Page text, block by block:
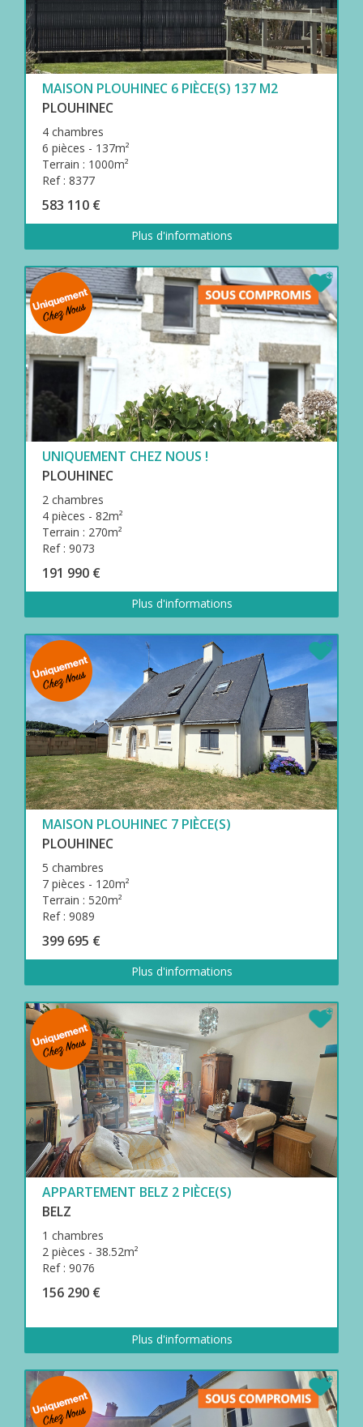
MAISON PLOUHINEC 6 PIÈCE(S) 137 M2
PLOUHINEC
4 chambres
6 pièces - 137m²
Terrain : 1000m²
Ref : 8377
583 110 €
Plus d'informations
UNIQUEMENT CHEZ NOUS !
PLOUHINEC
2 chambres
4 pièces - 82m²
Terrain : 270m²
Ref : 9073
191 990 €
Plus d'informations
MAISON PLOUHINEC 7 PIÈCE(S)
PLOUHINEC
5 chambres
7 pièces - 120m²
Terrain : 520m²
Ref : 9089
399 695 €
Plus d'informations
APPARTEMENT BELZ 2 PIÈCE(S)
BELZ
1 chambres
2 pièces - 38.52m²
Ref : 9076
156 290 €
Plus d'informations